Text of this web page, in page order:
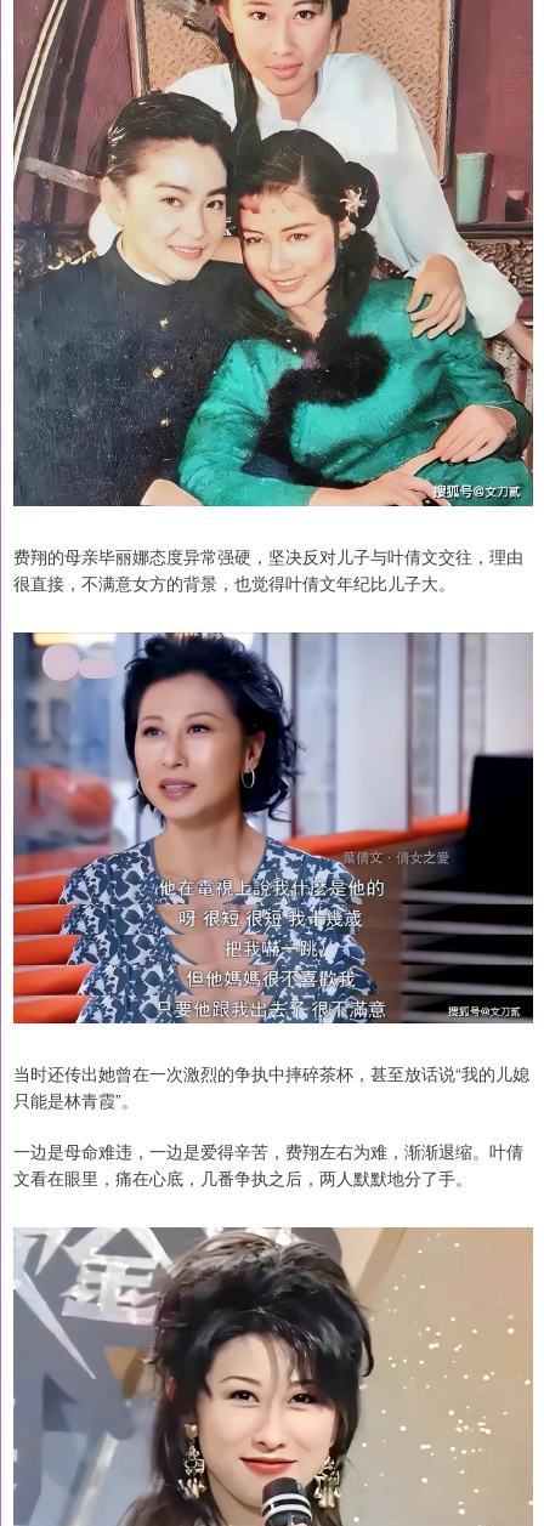
费翔的母亲毕丽娜态度异常强硬，坚决反对儿子与叶倩文交往，理由
很直接，不满意女方的背景，也觉得叶倩文年纪比儿子大。
当时还传出她曾在一次激烈的争执中摔碎茶杯，甚至放话说“我的儿媳
只能是林青霞”。
一边是母命难违，一边是爱得辛苦，费翔左右为难，渐渐退缩。叶倩
文看在眼里，痛在心底，几番争执之后，两人默默地分了手。